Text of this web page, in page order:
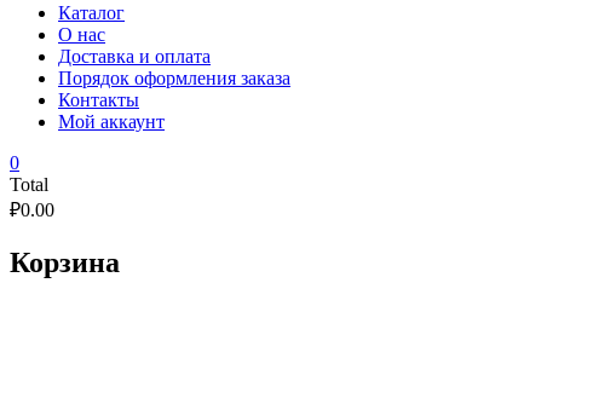
Каталог
О нас
Доставка и оплата
Порядок оформления заказа
Контакты
Мой аккаунт
0
Total
₽0.00
Корзина